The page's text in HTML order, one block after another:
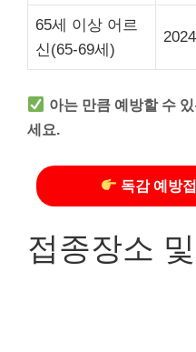
65세 이상 어르
신(65-69세)
아는 만큼 예방할 수
세요.
독감 예방
접종장소